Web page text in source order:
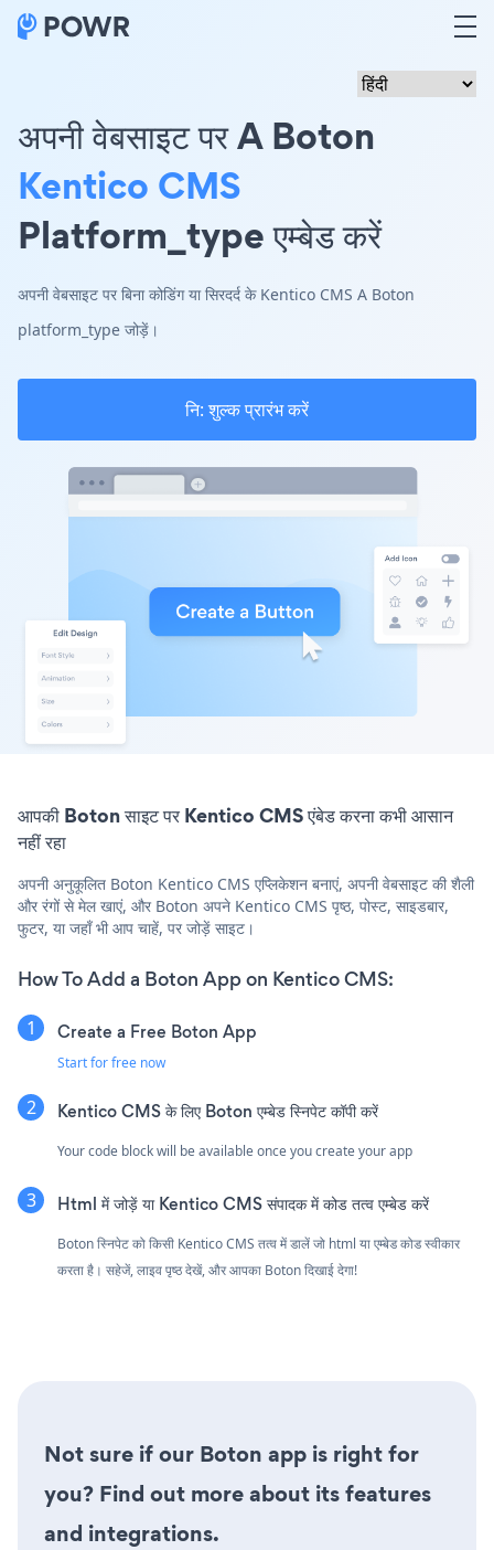
अपनी वेबसाइट पर A Boton
Kentico CMS
Platform_type एम्बेड करें
अपनी वेबसाइट पर बिना कोडिंग या सिरदर्द के Kentico CMS A Boton
platform_type जोड़ें।
नि: शुल्क प्रारंभ करें
आपकी Boton साइट पर Kentico CMS एंबेड करना कभी आसान
नहीं रहा
अपनी अनुकूलित Boton Kentico CMS एप्लिकेशन बनाएं, अपनी वेबसाइट की शैली
और रंगों से मेल खाएं, और Boton अपने Kentico CMS पृष्ठ, पोस्ट, साइडबार,
फुटर, या जहाँ भी आप चाहें, पर जोड़ें साइट।
How To Add a Boton App on Kentico CMS:
Create a Free Boton App
Start for free now
Kentico CMS के लिए Boton एम्बेड स्निपेट कॉपी करें
Your code block will be available once you create your app
Html में जोड़ें या Kentico CMS संपादक में कोड तत्व एम्बेड करें
Boton स्निपेट को किसी Kentico CMS तत्व में डालें जो html या एम्बेड कोड स्वीकार
करता है। सहेजें, लाइव पृष्ठ देखें, और आपका Boton दिखाई देगा!
Not sure if our Boton app is right for
you? Find out more about its features
and integrations.